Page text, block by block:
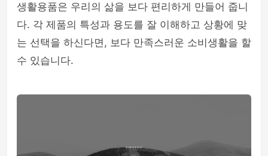
생활용품은 우리의 삶을 보다 편리하게 만들어 줍니
다. 각 제품의 특성과 용도를 잘 이해하고 상황에 맞
는 선택을 하신다면, 보다 만족스러운 소비생활을 할
수 있습니다.